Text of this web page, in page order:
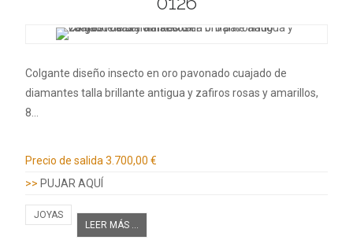
Colgante diseño insecto en oro pavonado cuajado de
diamantes talla brillante antigua y zafiros rosas y amarillos,
8…
Precio de salida3.700,00 €
>> PUJAR AQUÍ
JOYAS
LEER MÁS ...